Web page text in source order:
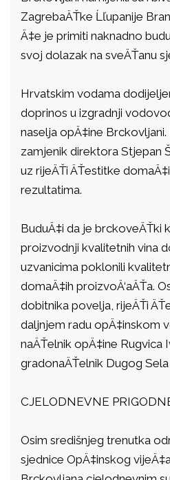
ZagrebaÄŤke Ĺľupanije
Ä‡e je primiti naknadno
svoj dolazak na sveÄŤanu
Hrvatskim vodama
doprinos u izgradnji
naselja opÄ‡ine
zamjenik direktora Stjepan
uz rijeÄŤi ÄŤestitke
rezultatima.
BuduÄ‡i da je brckoveÄŤki
proizvodnji kvalitetnih vina
uzvanicima poklonili
domaÄ‡ih proizvoÄ‘aÄŤa.
dobitnika povelja, rijeÄŤi
daljnjem radu opÄ‡inskom
naÄŤelnik opÄ‡ine Rugvica
gradonaÄŤelnik Dugog
CJELODNEVNE
Osim središnjeg trenutka
sjednice OpÄ‡inskog